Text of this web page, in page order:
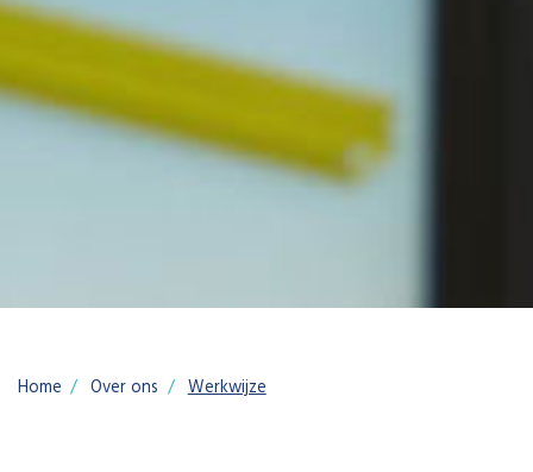
Home Over ons Werkwijze